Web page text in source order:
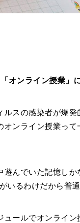
ンライン授業」
スの感染者が爆発
ンライン授業って
んでいた記憶し
るわけだから普
ールでオンライン